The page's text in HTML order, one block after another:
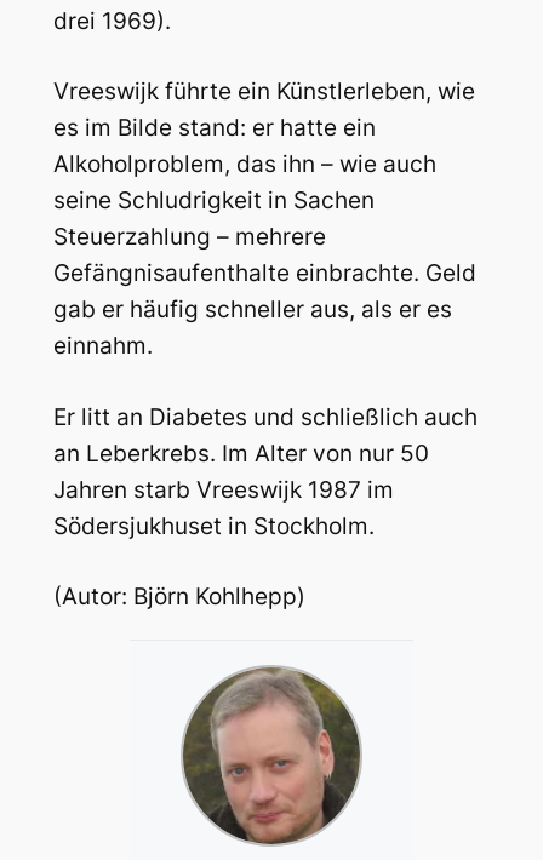
drei 1969).
Vreeswijk führte ein Künstlerleben, wie
es im Bilde stand: er hatte ein
Alkoholproblem, das ihn – wie auch
seine Schludrigkeit in Sachen
Steuerzahlung – mehrere
Gefängnisaufenthalte einbrachte. Geld
gab er häufig schneller aus, als er es
einnahm.
Er litt an Diabetes und schließlich auch
an Leberkrebs. Im Alter von nur 50
Jahren starb Vreeswijk 1987 im
Södersjukhuset in Stockholm.
(Autor: Björn Kohlhepp)